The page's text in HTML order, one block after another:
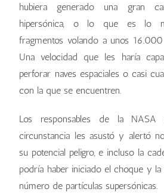
hubiera generado una gran
hipersónica, o lo que es lo
fragmentos volando a unos
Una velocidad que les haría
perforar naves espaciales o casi
con la que se encuentren.
Los responsables de la NASA
circunstancia les asustó y alertó
su potencial peligro, e incluso la
podría haber iniciado el choque y
número de partículas supersónicas.